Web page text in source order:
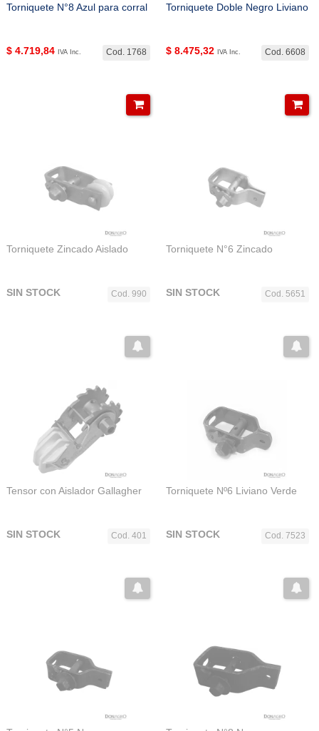
Torniquete N°8 Azul para corral
Cod. 1768
$ 4.719,84 IVA Inc.
Torniquete Doble Negro Liviano
Cod. 6608
$ 8.475,32 IVA Inc.
Torniquete Zincado Aislado
Cod. 990
SIN STOCK
Torniquete N°6 Zincado
Cod. 5651
SIN STOCK
Tensor con Aislador Gallagher
Cod. 401
SIN STOCK
Torniquete Nº6 Liviano Verde
Cod. 7523
SIN STOCK